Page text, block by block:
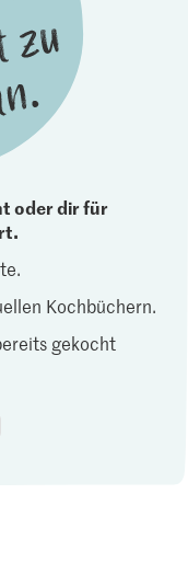
oder dir für
Kochbüchern.
gekocht